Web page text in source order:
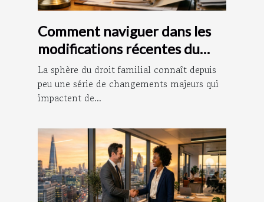
Comment naviguer dans les
modifications récentes du
droit familial ?
La sphère du droit familial connaît depuis
peu une série de changements majeurs qui
impactent de...